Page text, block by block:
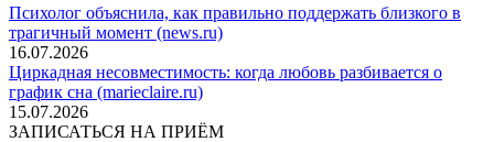
Психолог объяснила, как правильно поддержать близкого в
трагичный момент (news.ru)
16.07.2026
Циркадная несовместимость: когда любовь разбивается о
график сна (marieclaire.ru)
15.07.2026
ЗАПИСАТЬСЯ НА ПРИЁМ